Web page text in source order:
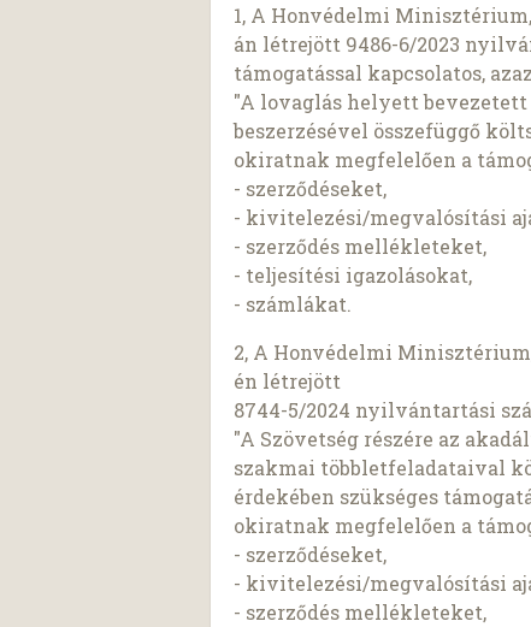
1, A Honvédelmi
án létrejött 9486-6/2023
támogatással kapcsolatos,
"A lovaglás helyett bevezetett
beszerzésével összefüggő
okiratnak megfelelően a
- szerződéseket,
- kivitelezési/megvalósítási
- szerződés mellékleteket,
- teljesítési igazolásokat,
- számlákat.
2, A Honvédelmi
én létrejött
8744-5/2024 nyilvántartási
"A Szövetség részére az
szakmai többletfeladataival
érdekében szükséges
okiratnak megfelelően a
- szerződéseket,
- kivitelezési/megvalósítási
- szerződés mellékleteket,